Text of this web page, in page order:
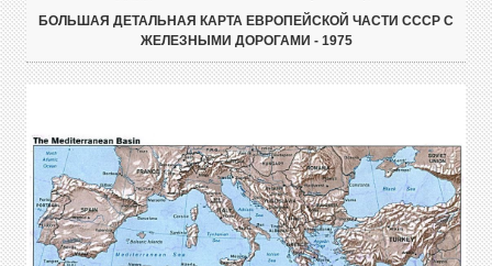
БОЛЬШАЯ ДЕТАЛЬНАЯ КАРТА ЕВРОПЕЙСКОЙ ЧАСТИ СССР С
ЖЕЛЕЗНЫМИ ДОРОГАМИ - 1975